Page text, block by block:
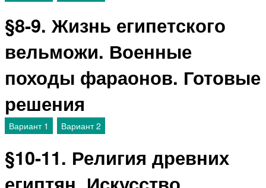
§8-9. Жизнь египетского
вельможи. Военные
походы фараонов. Готовые
решения
Вариант 1 Вариант 2
§10-11. Религия древних